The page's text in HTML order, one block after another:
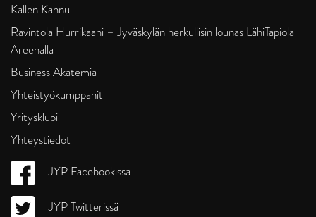
Kallen Kannu
Ravintola Hurrikaani – Jyväskylän herkullisin lounas LähiTapiola
Areenalla
Business Akatemia
Yhteistyökumppanit
Yritysklubi
Yhteystiedot
JYP Facebookissa
JYP Twitterissä